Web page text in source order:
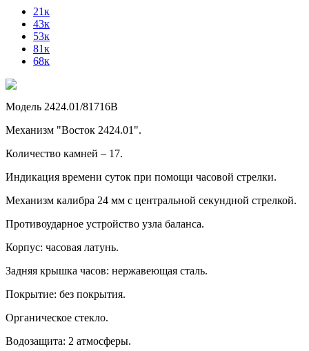
21к
43к
53к
81к
68к
Модель 2424.01/81716В
Механизм "Восток 2424.01".
Количество камней – 17.
Индикация времени суток при помощи часовой стрелки.
Механизм калибра 24 мм с центральной секундной стрелкой.
Противоударное устройство узла баланса.
Корпус: часовая латунь.
Задняя крышка часов: нержавеющая сталь.
Покрытие: без покрытия.
Органическое стекло.
Водозащита: 2 атмосферы.